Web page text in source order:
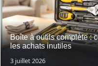
Boîte à outils complète :
les achats inutiles
3 juillet 2026